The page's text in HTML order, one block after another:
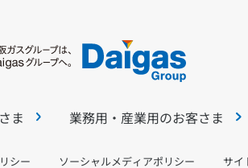
ま 業務用・産業用のお客さま
シー ソーシャルメディアポリシー サイ